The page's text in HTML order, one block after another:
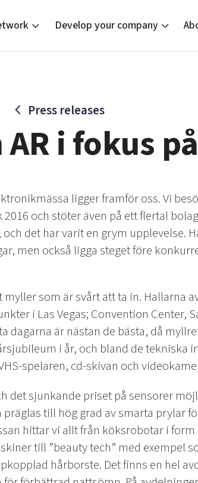
Tech Women
mentorship
Develop your company
skills
Locations
Press releases
i fokus
ligger framför oss. Vi
och stöter även på ett flertal
det har varit en grym upplevelse.
men också ligga steget före
som är svårt att ta in. Hallarna
i Las Vegas; Convention Center,
dagarna är nästan de bästa, då
i år, och bland de tekniska
spelaren, cd-skivan och
det sjunkande priset på sensorer
till hög grad av smarta prylar
hittar vi allt från köksrobotar i
till ”beauty tech” med exempel
hårborste. Det finns en hel